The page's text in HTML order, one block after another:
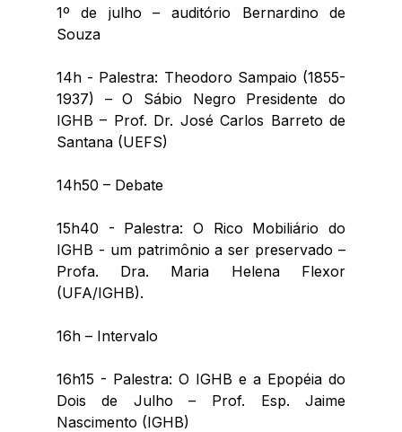
1º de julho – auditório Bernardino de
Souza
14h - Palestra: Theodoro Sampaio (1855-
1937) – O Sábio Negro Presidente do
IGHB – Prof. Dr. José Carlos Barreto de
Santana (UEFS)
14h50 – Debate
15h40 - Palestra: O Rico Mobiliário do
IGHB - um patrimônio a ser preservado –
Profa. Dra. Maria Helena Flexor
(UFA/IGHB).
16h – Intervalo
16h15 - Palestra: O IGHB e a Epopéia do
Dois de Julho – Prof. Esp. Jaime
Nascimento (IGHB)